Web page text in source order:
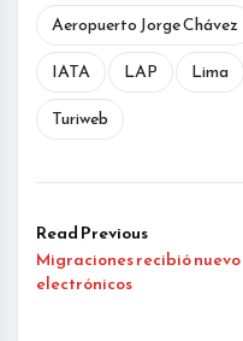
Aeropuerto Jorge Chávez
IATA
LAP Lima
Turiweb
Read Previous
Migraciones recibió
electrónicos